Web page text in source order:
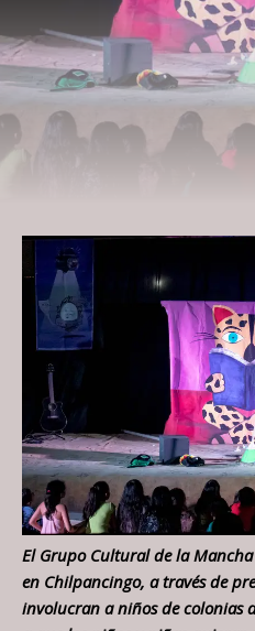
El Grupo Cultural de la
en Chilpancingo, a través de
involucran a niños de colonias